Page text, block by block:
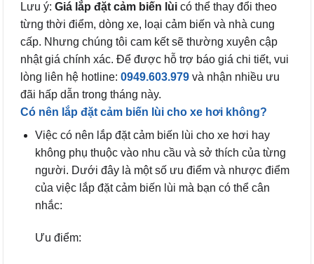
Lưu ý: Giá lắp đặt cảm biến lùi có thể thay đổi theo
từng thời điểm, dòng xe, loại cảm biến và nhà cung
cấp. Nhưng chúng tôi cam kết sẽ thường xuyên cập
nhật giá chính xác. Để được hỗ trợ báo giá chi tiết, vui
lòng liên hệ hotline: 0949.603.979 và nhận nhiều ưu
đãi hấp dẫn trong tháng này.
Có nên lắp đặt cảm biến lùi cho xe hơi không?
Việc có nên lắp đặt cảm biến lùi cho xe hơi hay
không phụ thuộc vào nhu cầu và sở thích của từng
người. Dưới đây là một số ưu điểm và nhược điểm
của việc lắp đặt cảm biến lùi mà bạn có thể cân
nhắc:
Ưu điểm: